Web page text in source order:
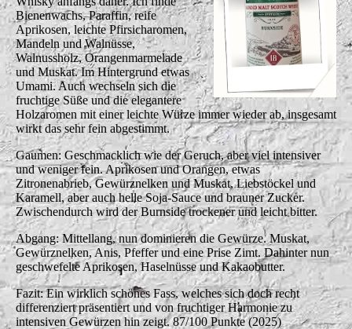
Bienenwachs, Paraffin, reife
Aprikosen, leichte Pfirsicharomen,
Mandeln und Walnüsse,
Walnussholz, Orangenmarmelade
und Muskat. Im Hintergrund etwas
Umami. Auch wechseln sich die
fruchtige Süße und die elegantere
Holzaromen mit einer leichte Würze immer wieder ab, insgesamt
wirkt das sehr fein abgestimmt.
Gaumen: Geschmacklich wie der Geruch, aber viel intensiver
und weniger fein. Aprikosen und Orangen, etwas
Zitronenabrieb, Gewürznelken und Muskat, Liebstöckel und
Karamell, aber auch helle Soja-Sauce und brauner Zucker.
Zwischendurch wird der Burnside trockener und leicht bitter.
Abgang: Mittellang, nun dominieren die Gewürze. Muskat,
Gewürznelken, Anis, Pfeffer und eine Prise Zimt. Dahinter nun
geschwefelte Aprikosen, Haselnüsse und Kakaobutter.
Fazit: Ein wirklich schönes Fass, welches sich doch recht
differenziert präsentiert und von fruchtiger Harmonie zu
intensiven Gewürzen hin zeigt. 87/100 Punkte (2025)